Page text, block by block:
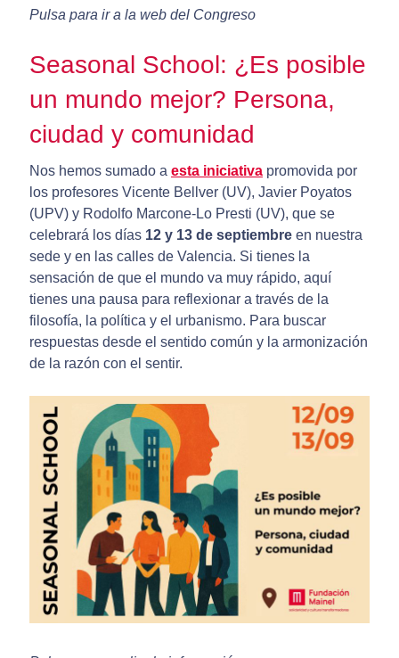
Pulsa para ir a la web del Congreso
Seasonal School: ¿Es posible
un mundo mejor? Persona,
ciudad y comunidad
Nos hemos sumado a esta iniciativapromovida por
los profesores Vicente Bellver (UV), Javier Poyatos
(UPV) y Rodolfo Marcone-Lo Presti (UV), que se
celebrará los días 12 y 13 de septiembreen nuestra
sede y en las calles de Valencia. Si tienes la
sensación de que el mundo va muy rápido, aquí
tienes una pausa para reflexionar a través de la
filosofía, la política y el urbanismo. Para buscar
respuestas desde el sentido común y la armonización
de la razón con el sentir.